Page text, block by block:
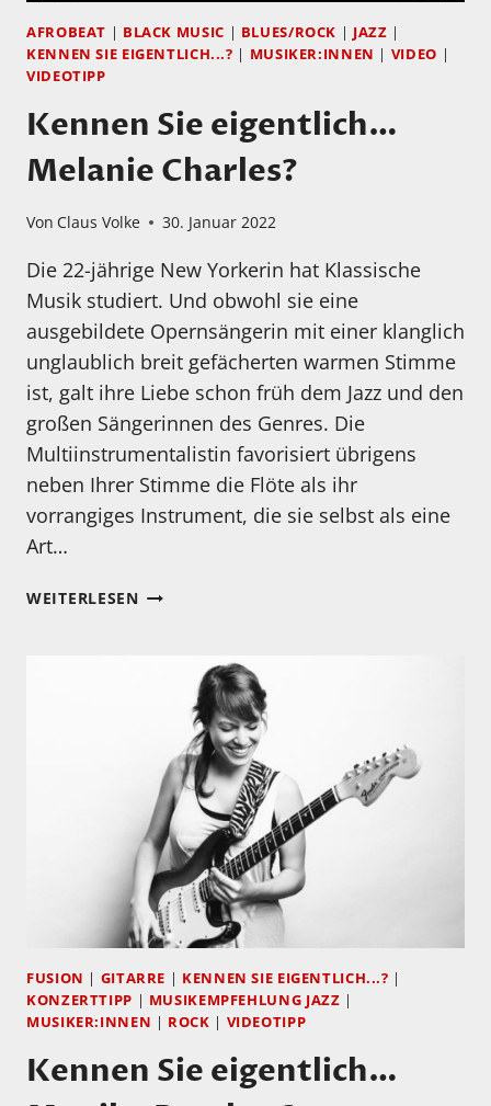
AFROBEAT | BLACK MUSIC | BLUES/ROCK | JAZZ |
KENNEN SIE EIGENTLICH...? | MUSIKER:INNEN | VIDEO |
VIDEOTIPP
Kennen Sie eigentlich…
Melanie Charles?
Von Claus Volke 30. Januar 2022
Die 22-jährige New Yorkerin hat Klassische
Musik studiert. Und obwohl sie eine
ausgebildete Opernsängerin mit einer klanglich
unglaublich breit gefächerten warmen Stimme
ist, galt ihre Liebe schon früh dem Jazz und den
großen Sängerinnen des Genres. Die
Multiinstrumentalistin favorisiert übrigens
neben Ihrer Stimme die Flöte als ihr
vorrangiges Instrument, die sie selbst als eine
Art…
WEITERLESENKENNEN
MELANIE
CHARLES?
FUSION | GITARRE | KENNEN SIE EIGENTLICH...? |
KONZERTTIPP | MUSIKEMPFEHLUNG JAZZ |
MUSIKER:INNEN | ROCK | VIDEOTIPP
Kennen Sie eigentlich…